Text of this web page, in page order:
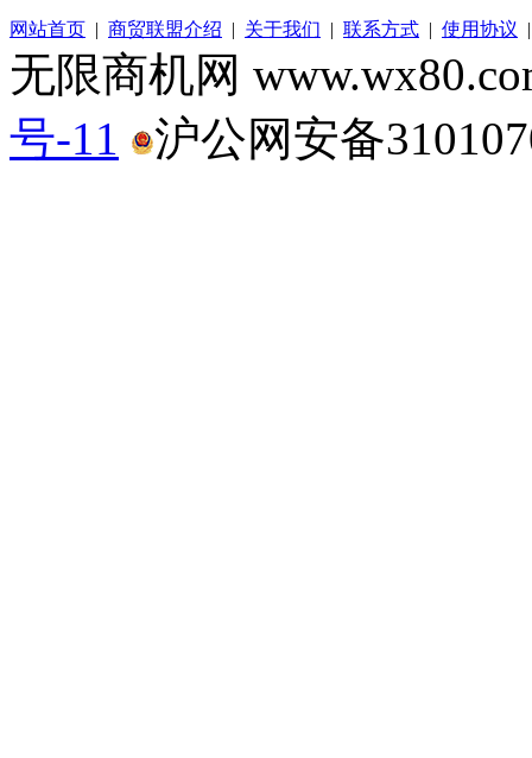
网站首页 | 商贸联盟介绍 | 关于我们 | 联系方式 | 使用协议
无限商机网
号-11
沪公网安备